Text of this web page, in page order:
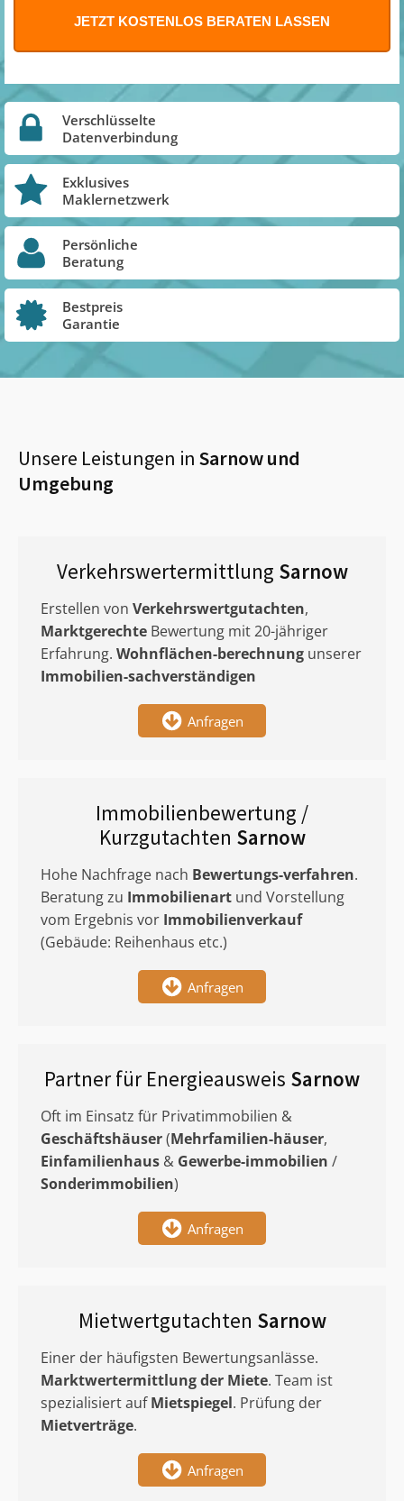
Verschlüsselte
Datenverbindung
Exklusives
Maklernetzwerk
Persönliche
Beratung
Bestpreis
Garantie
Unsere Leistungen in Sarnowund
Umgebung
Verkehrswertermittlung Sarnow
Erstellen von Verkehrswertgutachten,
Marktgerechte Bewertung mit 20-jähriger
Erfahrung. Wohnflächen-berechnung unserer
Immobilien-sachverständigen
Anfragen
Immobilienbewertung /
Kurzgutachten Sarnow
Hohe Nachfrage nach Bewertungs-verfahren.
Beratung zu Immobilienart und Vorstellung
vom Ergebnis vor Immobilienverkauf
(Gebäude: Reihenhaus etc.)
Anfragen
Partner für Energieausweis Sarnow
Oft im Einsatz für Privatimmobilien &
Geschäftshäuser(Mehrfamilien-häuser,
Einfamilienhaus & Gewerbe-immobilien /
Sonderimmobilien)
Anfragen
Mietwertgutachten Sarnow
Einer der häufigsten Bewertungsanlässe.
Marktwertermittlungder Miete. Team ist
spezialisiert aufMietspiegel. Prüfung der
Mietverträge.
Anfragen